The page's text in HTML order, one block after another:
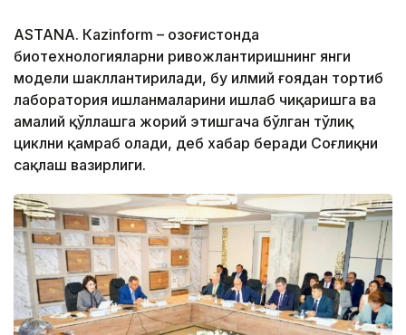
ASTANА. Кazinform – Қозоғистонда
биотехнологияларни ривожлантиришнинг янги
модели шакллантирилади, бу илмий ғоядан тортиб
лаборатория ишланмаларини ишлаб чиқаришга ва
амалий қўллашга жорий этишгача бўлган тўлиқ
циклни қамраб олади, деб хабар беради Соғлиқни
сақлаш вазирлиги.